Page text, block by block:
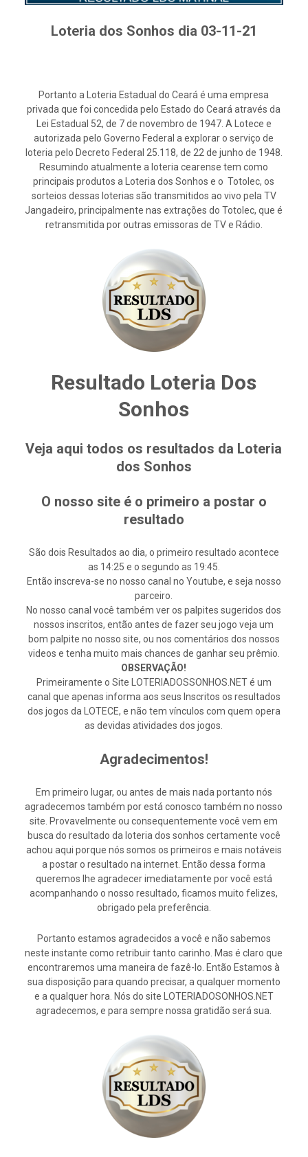
Loteria dos Sonhos dia 03-11-21
Portanto a Loteria Estadual do Ceará é uma empresa
privada que foi concedida pelo Estado do Ceará através da
Lei Estadual 52, de 7 de novembro de 1947. A Lotece e
autorizada pelo Governo Federal a explorar o serviço de
loteria pelo Decreto Federal 25.118, de 22 de junho de 1948.
Resumindo atualmente a loteria cearense tem como
principais produtos a Loteria dos Sonhos e o Totolec, os
sorteios dessas loterias são transmitidos ao vivo pela TV
Jangadeiro, principalmente nas extrações do Totolec, que é
retransmitida por outras emissoras de TV e Rádio.
Resultado Loteria Dos
Sonhos
Veja aqui todos os resultados da Loteria
dos Sonhos
O nosso site é o primeiro a postar o
resultado
São dois Resultados ao dia, o primeiro resultado acontece
as 14:25 e o segundo as 19:45.
Então inscreva-se no nosso canal no Youtube, e seja nosso
parceiro.
No nosso canal você também ver os palpites sugeridos dos
nossos inscritos, então antes de fazer seu jogo veja um
bom palpite no nosso site, ou nos comentários dos nossos
videos e tenha muito mais chances de ganhar seu prêmio.
OBSERVAÇÃO!
Primeiramente o Site LOTERIADOSSONHOS.NET é um
canal que apenas informa aos seus Inscritos os resultados
dos jogos da LOTECE, e não tem vínculos com quem opera
as devidas atividades dos jogos.
Agradecimentos!
Em primeiro lugar, ou antes de mais nada portanto nós
agradecemos também por está conosco também no nosso
site. Provavelmente ou consequentemente você vem em
busca do resultado da loteria dos sonhos certamente você
achou aqui porque nós somos os primeiros e mais notáveis
a postar o resultado na internet. Então dessa forma
queremos lhe agradecer imediatamente por você está
acompanhando o nosso resultado, ficamos muito felizes,
obrigado pela preferência.
Portanto estamos agradecidos a você e não sabemos
neste instante como retribuir tanto carinho. Mas é claro que
encontraremos uma maneira de fazê-lo. Então Estamos à
sua disposição para quando precisar, a qualquer momento
e a qualquer hora. Nós do site LOTERIADOSONHOS.NET
agradecemos, e para sempre nossa gratidão será sua.